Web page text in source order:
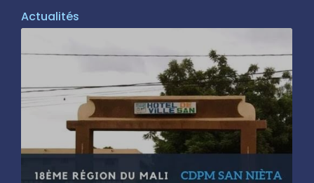
Actualités